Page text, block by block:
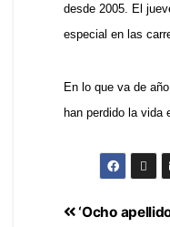
desde 2005. El
especial en las
En lo que va de
han perdido la vida
‘Ocho